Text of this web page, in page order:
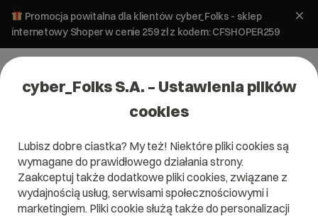
Promocja powitalna dla klientów cyber_Folks - sklep
internetowy Shoper w cenie 259 zł z kodem: CFSHOPER259
E-commerce
Skuteczny opis produktu w sklepie
internetowym – jak go napisać?
cyber_Folks S.A. – Ustawienia plików
cookies
Lubisz dobre ciastka? My też! Niektóre pliki cookies są
wymagane do prawidłowego działania strony.
Zaakceptuj także dodatkowe pliki cookies, związane z
wydajnością usług, serwisami społecznościowymi i
marketingiem. Pliki cookie służą także do personalizacji